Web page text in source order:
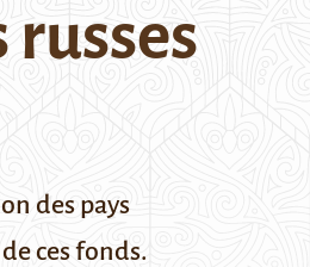
des pays
ces fonds.